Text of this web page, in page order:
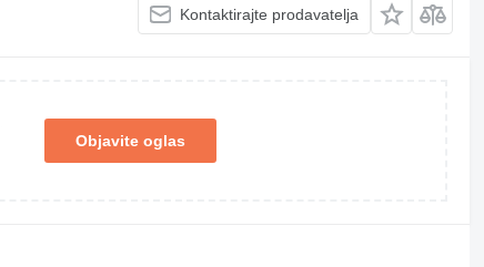
Kontaktirajte prodavatelja
Objavite oglas